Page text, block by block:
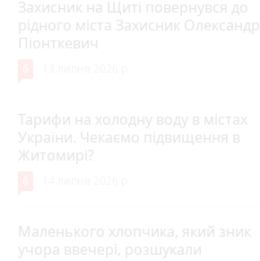
Захисник на Щиті повернувся до
рідного міста Захисник Олександр
Піонткевич
Тарифи на холодну воду в містах
України. Чекаємо підвищення в
Житомирі?
Маленького хлопчика, який зник
учора ввечері, розшукали